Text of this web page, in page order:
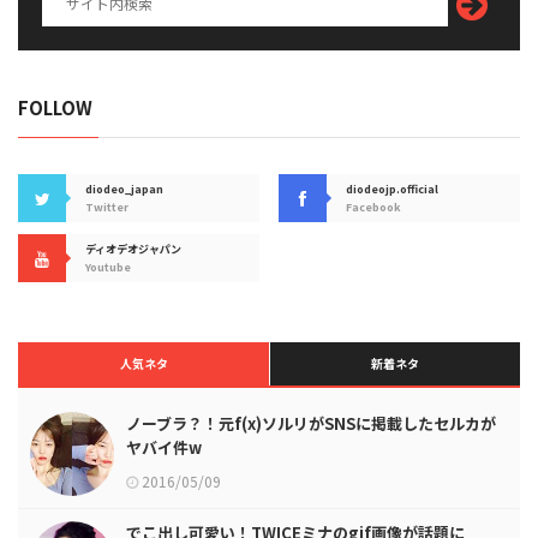
FOLLOW
diodeo_japan
Twitter
diodeojp.official
Facebook
ディオデオジャパン
Youtube
人気ネタ 新着ネタ
ノーブラ？！元f(x)ソルリがSNSに掲載したセルカが
ヤバイ件w
2016/05/09
でこ出し可愛い！TWICEミナのgif画像が話題に